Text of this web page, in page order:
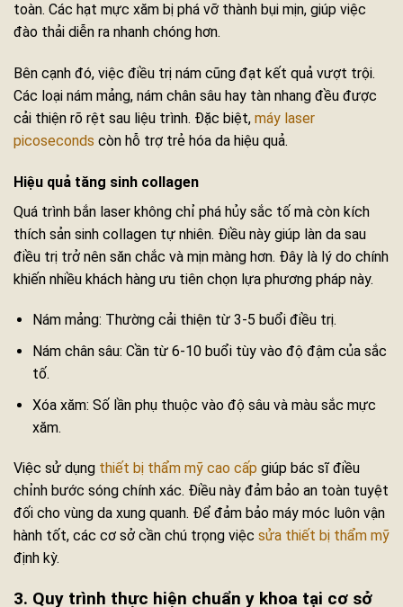
toàn. Các hạt mực xăm bị phá vỡ thành bụi mịn, giúp việc
đào thải diễn ra nhanh chóng hơn.
Bên cạnh đó, việc điều trị nám cũng đạt kết quả vượt trội.
Các loại nám mảng, nám chân sâu hay tàn nhang đều được
cải thiện rõ rệt sau liệu trình. Đặc biệt, máy laser
picoseconds còn hỗ trợ trẻ hóa da hiệu quả.
Hiệu quả tăng sinh collagen
Quá trình bắn laser không chỉ phá hủy sắc tố mà còn kích
thích sản sinh collagen tự nhiên. Điều này giúp làn da sau
điều trị trở nên săn chắc và mịn màng hơn. Đây là lý do chính
khiến nhiều khách hàng ưu tiên chọn lựa phương pháp này.
Nám mảng: Thường cải thiện từ 3-5 buổi điều trị.
Nám chân sâu: Cần từ 6-10 buổi tùy vào độ đậm của sắc
tố.
Xóa xăm: Số lần phụ thuộc vào độ sâu và màu sắc mực
xăm.
Việc sử dụng thiết bị thẩm mỹ cao cấp giúp bác sĩ điều
chỉnh bước sóng chính xác. Điều này đảm bảo an toàn tuyệt
đối cho vùng da xung quanh. Để đảm bảo máy móc luôn vận
hành tốt, các cơ sở cần chú trọng việc sửa thiết bị thẩm mỹ
định kỳ.
3. Quy trình thực hiện chuẩn y khoa tại cơ sở